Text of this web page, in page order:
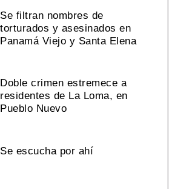
Se filtran nombres de
torturados y asesinados en
Panamá Viejo y Santa Elena
Doble crimen estremece a
residentes de La Loma, en
Pueblo Nuevo
Se escucha por ahí